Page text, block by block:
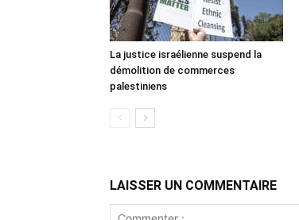
La justice israélienne suspend la
démolition de commerces
palestiniens
LAISSER UN COMMENTAIRE